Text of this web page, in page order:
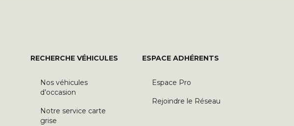
RECHERCHE VÉHICULES
Nos véhicules
d’occasion
Notre service carte
grise
ESPACE ADHÉRENTS
Espace Pro
Rejoindre le Réseau